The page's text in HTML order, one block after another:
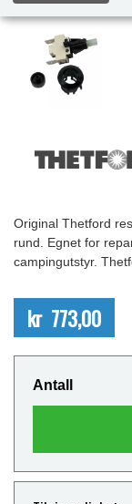
Original Thetford
rund. Egnet for
campingutstyr.
kr 773,00
Antall